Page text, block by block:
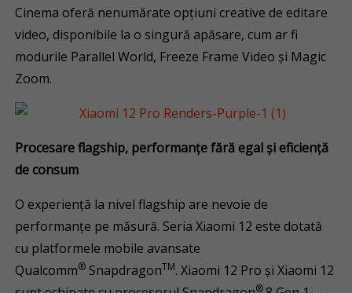
Cinema oferă nenumărate opțiuni creative de editare
video, disponibile la o singură apăsare, cum ar fi
modurile Parallel World, Freeze Frame Video și Magic
Zoom.
Procesare flagship, performanțe fără egal și eficiență
de consum
O experiență la nivel flagship are nevoie de
performanțe pe măsură. Seria Xiaomi 12 este dotată
cu platformele mobile avansate
Qualcomm® SnapdragonTM. Xiaomi 12 Pro și Xiaomi 12
®